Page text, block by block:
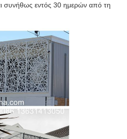
συνήθως εντός 30 ημερών από τη